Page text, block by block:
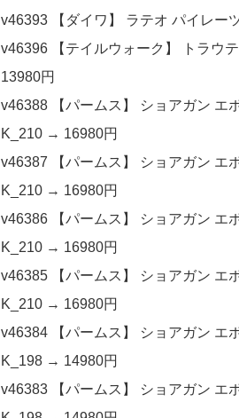
v46393 【ダイワ】 ラテオ パイレー
v46396 【テイルウォーク】 トラウ
13980円
v46388 【パームス】 ショアガン エ
K_210 → 16980円
v46387 【パームス】 ショアガン エ
K_210 → 16980円
v46386 【パームス】 ショアガン エ
K_210 → 16980円
v46385 【パームス】 ショアガン エ
K_210 → 16980円
v46384 【パームス】 ショアガン エ
K_198 → 14980円
v46383 【パームス】 ショアガン エ